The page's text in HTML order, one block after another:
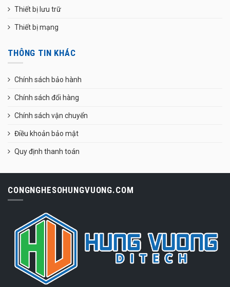
Thiết bị lưu trữ
Thiết bị mạng
THÔNG TIN KHÁC
Chính sách bảo hành
Chính sách đổi hàng
Chính sách vận chuyển
Điều khoản bảo mật
Quy định thanh toán
CONGNGHESOHUNGVUONG.COM